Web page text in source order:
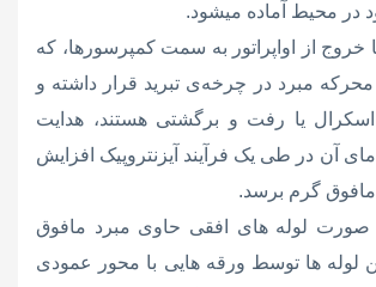
در محیط آماده میشود.
خروج از اواپراتور به سمت کمپرسورها، که
محرکه مبرد در چرخه‌ی تبرید قرار داشته و
اسکرال یا رفت و برگشتی هستند، هدایت
آن در طی یک فرآیند آیزنتروپیک افزایش
مافوق گرم برسد.
صورت لوله های افقی حاوی مبرد مافوق
لوله ها توسط ورقه هایی با محور عمودی